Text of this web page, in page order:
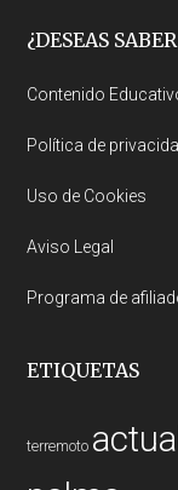
Footer
¿DESEAS
Contenido
Política de
Uso de Cookies
Aviso Legal
Programa de
ETIQUETAS
terremoto